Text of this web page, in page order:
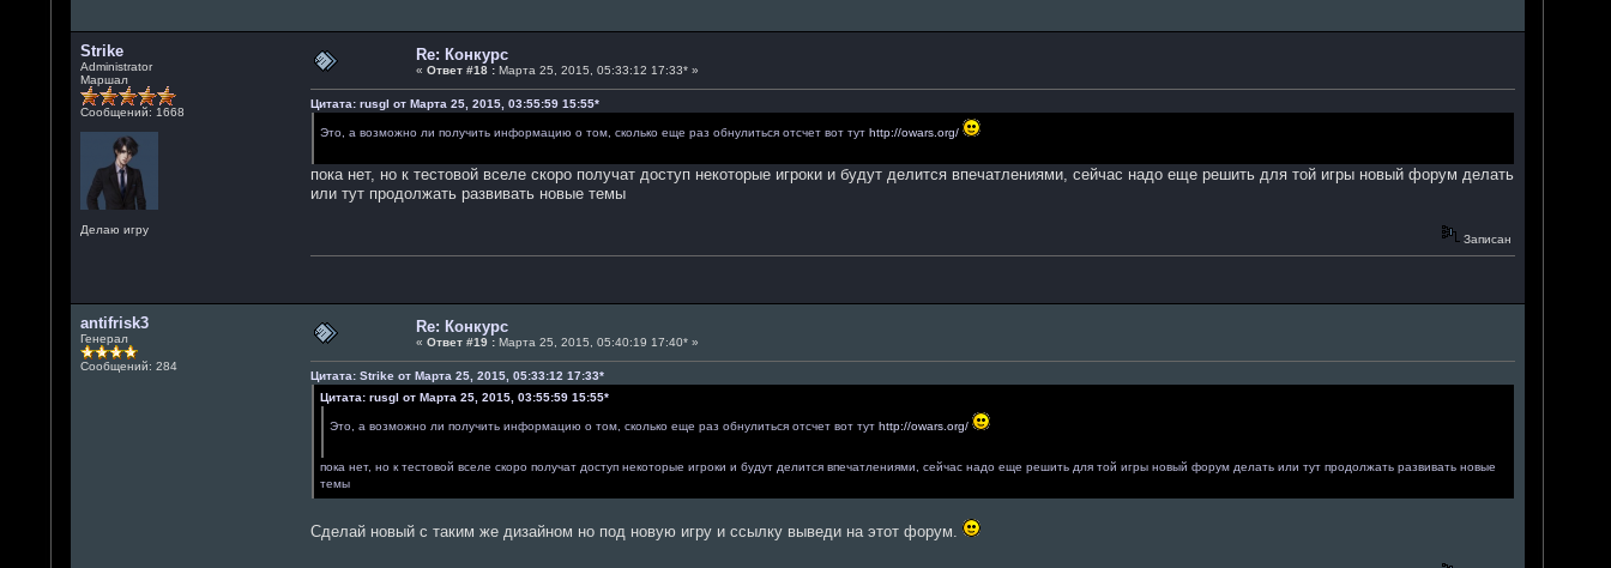
Strike
Administrator
Маршал
Сообщений: 1668
Делаю игру
Re: Конкурс
«Ответ #18 : Марта 25, 2015, 05:33:12 17:33* »
Цитата: rusgl от Марта 25, 2015, 03:55:59 15:55*
Это, а возможно ли получить информацию о том, сколько еще раз обнулиться отсчет вот тутhttp://owars.org/
пока нет, но к тестовой вселе скоро получат доступ некоторые игроки и будут делится впечатлениями, сейчас надо еще решить для той игры новый форум делать
или тут продолжать развивать новые темы
Записан
antifrisk3
Генерал
Сообщений: 284
Re: Конкурс
«Ответ #19 : Марта 25, 2015, 05:40:19 17:40* »
Цитата: Strike от Марта 25, 2015, 05:33:12 17:33*
Цитата: rusgl от Марта 25, 2015, 03:55:59 15:55*
Это, а возможно ли получить информацию о том, сколько еще раз обнулиться отсчет вот тутhttp://owars.org/
пока нет, но к тестовой вселе скоро получат доступ некоторые игроки и будут делится впечатлениями, сейчас надо еще решить для той игры новый форум делать или тут продолжать развивать новые
темы
Сделай новый с таким же дизайном но под новую игру и ссылку выведи на этот форум.